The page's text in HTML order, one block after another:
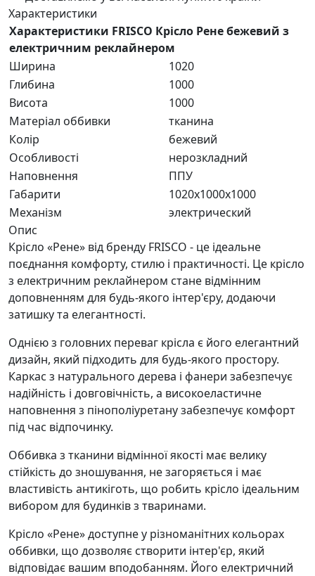
Характеристики
Характеристики FRISCO Крісло Рене бежевий з
електричним реклайнером
Ширина
1020
Глибина
1000
Висота
1000
Матеріал оббивки
тканина
Колір
бежевий
Особливості
нерозкладний
Наповнення
ППУ
Габарити
1020x1000x1000
Механізм
электрический
Опис
Крісло «Рене» від бренду FRISCO - це ідеальне
поєднання комфорту, стилю і практичності. Це крісло
з електричним реклайнером стане відмінним
доповненням для будь-якого інтер'єру, додаючи
затишку та елегантності.
Однією з головних переваг крісла є його елегантний
дизайн, який підходить для будь-якого простору.
Каркас з натурального дерева і фанери забезпечує
надійність і довговічність, а високоеластичне
наповнення з пінополіуретану забезпечує комфорт
під час відпочинку.
Оббивка з тканини відмінної якості має велику
стійкість до зношування, не загоряється і має
властивість антикіготь, що робить крісло ідеальним
вибором для будинків з тваринами.
Крісло «Рене» доступне у різноманітних кольорах
оббивки, що дозволяє створити інтер'єр, який
відповідає вашим вподобанням. Його електричний